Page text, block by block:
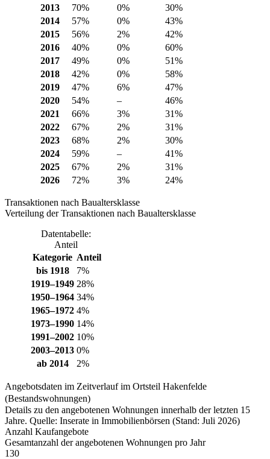
2013
70% 0%
30%
2014
57% 0%
43%
2015
56% 2%
42%
2016
40% 0%
60%
2017
49% 0%
51%
2018
42% 0%
58%
2019
47% 6%
47%
2020
54% –
46%
2021
66% 3%
31%
2022
67% 2%
31%
2023
68% 2%
30%
2024
59% –
41%
2025
67% 2%
31%
2026
72% 3% 24%
Transaktionen nach Baualtersklasse
Verteilung der Transaktionen nach Baualtersklasse
Datentabelle:
Anteil
Kategorie Anteil
bis 1918
7%
1919–1949 28%
1950–1964 34%
1965–1972 4%
1973–1990 14%
1991–2002 10%
2003–2013 0%
ab 2014
2%
Angebotsdaten im Zeitverlauf im Ortsteil Hakenfelde
(Bestandswohnungen)
Details zu den angebotenen Wohnungen innerhalb der letzten 15
Jahre. Quelle: Inserate in Immobilienbörsen (Stand: Juli 2026)
Anzahl Kaufangebote
Gesamtanzahl der angebotenen Wohnungen pro Jahr
130